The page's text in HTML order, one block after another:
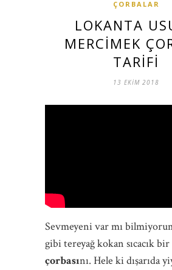
ÇORBALAR
LOKANTA
MERCIMEK
TARIFI
13 EKIM 2018
Sevmeyeni var mı
gibi tereyağ kokan sıcacık bir
çorbasını. Hele ki dışarıda